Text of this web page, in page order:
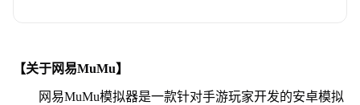
【关于网易MuMu】
网易MuMu模拟器是一款针对手游玩家开发的安卓模拟